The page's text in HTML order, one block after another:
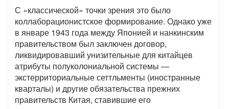
С «классической» точки зрения это было
коллаборационистское формирование. Однако уже
в январе 1943 года между Японией и нанкинским
правительством был заключен договор,
ликвидировавший унизительные для китайцев
атрибуты полуколониальной системы —
экстерриториальные сеттльменты (иностранные
кварталы) и другие обязательства прежних
правительств Китая, ставившие его